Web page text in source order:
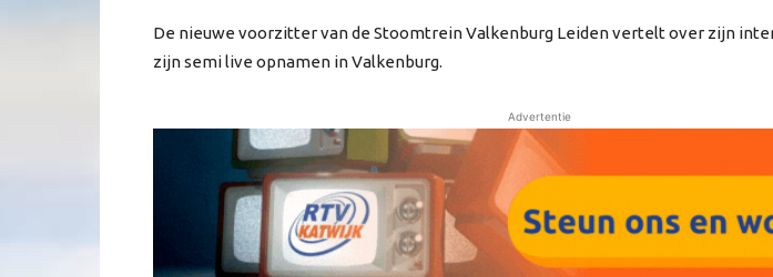
De nieuwe voorzitter van de Stoomtrein Valkenburg Leiden vertelt over zijn
zijn semi live opnamen in Valkenburg.
Advertentie